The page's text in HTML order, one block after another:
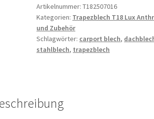
250x114cm
16,49€/m2
Menge
Artikelnummer:T182507016
Kategorien: Trapezblech T18 Lux
und Zubehör
Schlagwörter: carport blech,
stahlblech, trapezblech